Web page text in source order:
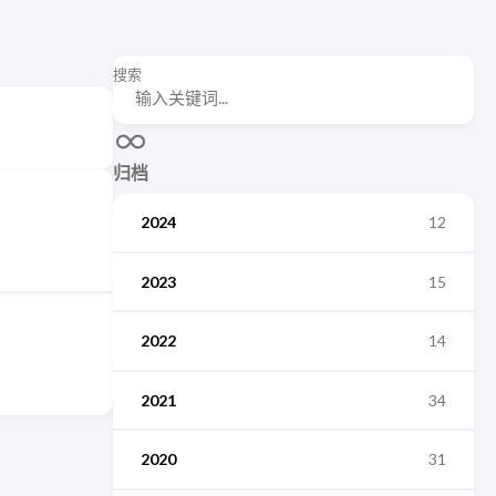
搜索
归档
2024 12
2023 15
2022 14
2021 34
2020 31